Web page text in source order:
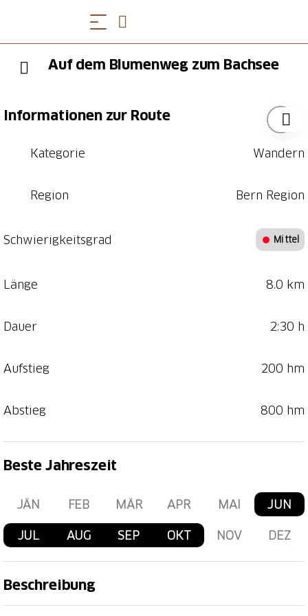
Auf dem Blumenweg zum Bachsee
Informationen zur Route
Kategorie Wandern
Region Bern Region
Schwierigkeitsgrad Mittel
Länge 8.0 km
Dauer 2:30 h
Aufstieg 200 hm
Abstieg 800 hm
Beste Jahreszeit
JÄN FEB MÄR APR MAI JUN
JUL AUG SEP OKT NOV DEZ
Beschreibung